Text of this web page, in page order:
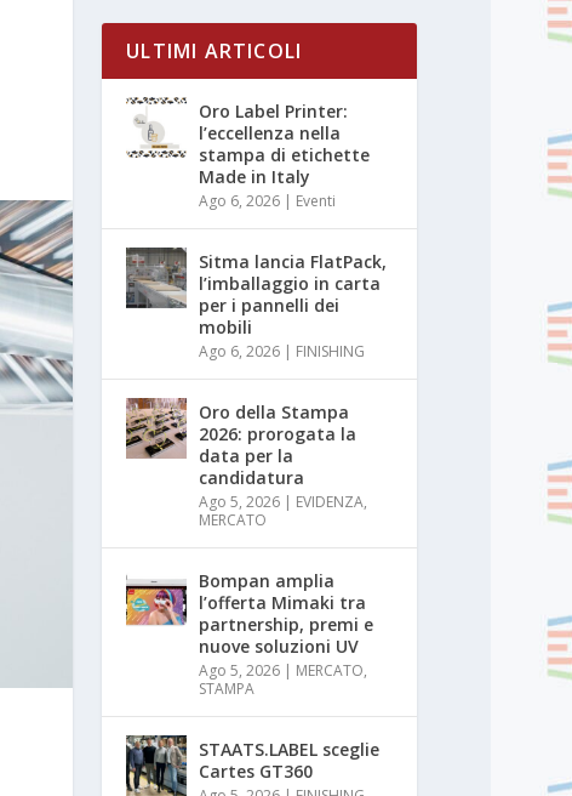
ULTIMI ARTICOLI
Oro Label Printer:
l’eccellenza nella
stampa di etichette
Made in Italy
Ago 6, 2026 | Eventi
Sitma lancia FlatPack,
l’imballaggio in carta
per i pannelli dei
mobili
Ago 6, 2026 | FINISHING
Oro della Stampa
2026: prorogata la
data per la
candidatura
Ago 5, 2026 | EVIDENZA,
MERCATO
Bompan amplia
l’offerta Mimaki tra
partnership, premi e
nuove soluzioni UV
Ago 5, 2026 | MERCATO,
STAMPA
STAATS.LABEL sceglie
Cartes GT360